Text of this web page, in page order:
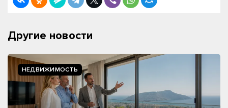
Другие новости
НЕДВИЖИМОСТЬ